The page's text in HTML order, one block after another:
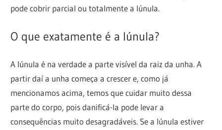
pode cobrir parcial ou totalmente a lúnula.
O que exatamente é a lúnula?
A lúnula é na verdade a parte visível da raiz da unha. A
partir daí a unha começa a crescer e, como já
mencionamos acima, temos que cuidar muito dessa
parte do corpo, pois danificá-la pode levar a
consequências muito desagradáveis. Se a lúnula estiver